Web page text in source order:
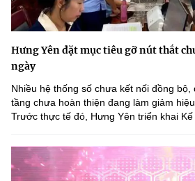
Hưng Yên đặt mục tiêu gỡ nút thắt
ngày
Nhiều hệ thống số chưa kết nối đồng
tầng chưa hoàn thiện đang làm giảm
Trước thực tế đó, Hưng Yên triển khai Kế